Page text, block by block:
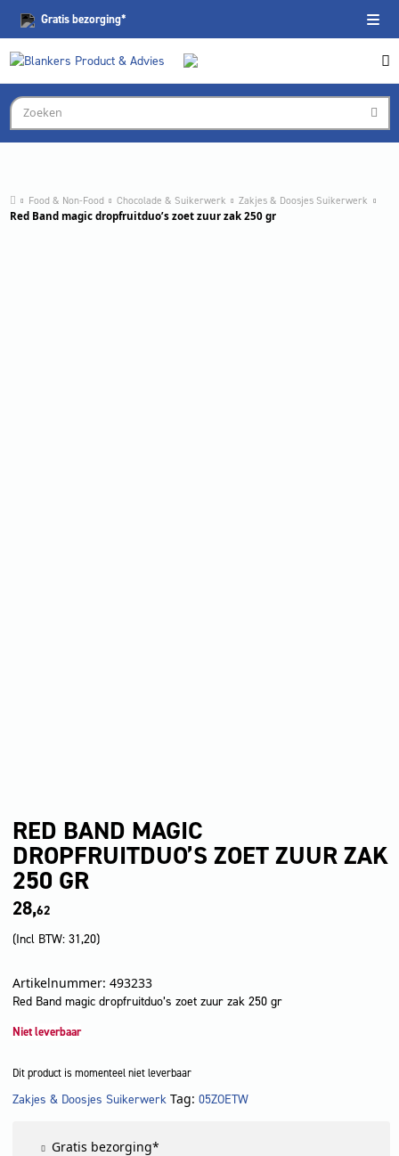
Gratisbezorging*
Food & Non-Food Chocolade & Suikerwerk Zakjes & Doosjes Suikerwerk
Red Band magic dropfruitduo’s zoet zuur zak 250 gr
RED BAND MAGIC
DROPFRUITDUO’S ZOET ZUUR ZAK
250 GR
28,62
(Incl BTW: 31,20)
Artikelnummer: 493233
Red Band magic dropfruitduo’s zoet zuur zak 250 gr
Niet leverbaar
Dit product is momenteel niet leverbaar
LET OP!
Zakjes & Doosjes Suikerwerk Tag: 05ZOETW
Gratis bezorging*